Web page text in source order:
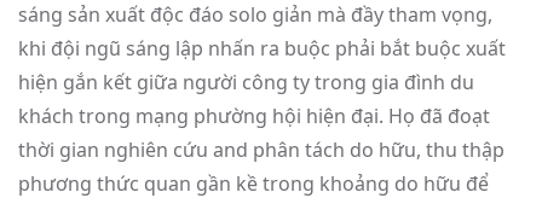
sáng sản xuất độc đáo solo giản mà đầy tham vọng,
khi đội ngũ sáng lập nhấn ra buộc phải bắt buộc xuất
hiện gắn kết giữa người công ty trong gia đình du
khách trong mạng phường hội hiện đại. Họ đã đoạt
thời gian nghiên cứu and phân tách do hữu, thu thập
phương thức quan gần kề trong khoảng do hữu để